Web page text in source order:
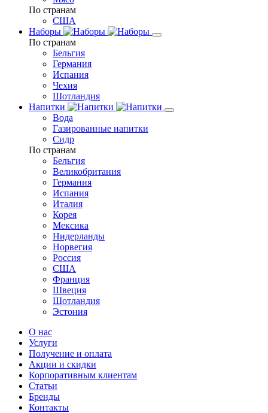
По странам
США
Наборы
По странам
Бельгия
Германия
Испания
Чехия
Шотландия
Напитки
Вода
Газированные напитки
Сидр
По странам
Бельгия
Великобритания
Германия
Испания
Италия
Корея
Мексика
Нидерланды
Норвегия
Россия
США
Франция
Швеция
Шотландия
Эстония
О нас
Услуги
Получение и оплата
Акции и скидки
Корпоративным клиентам
Статьи
Бренды
Контакты